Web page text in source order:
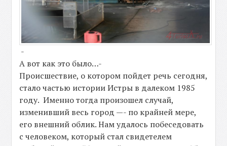
-
А вот как это было…-
Происшествие, о котором пойдет речь сегодня,
стало частью истории Истры в далеком 1985
году. Именно тогда произошел случай,
изменивший весь город —- по крайней мере,
его внешний облик. Нам удалось побеседовать
с человеком, который стал свидетелем